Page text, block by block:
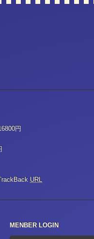
円
URL
MENBER LOGIN